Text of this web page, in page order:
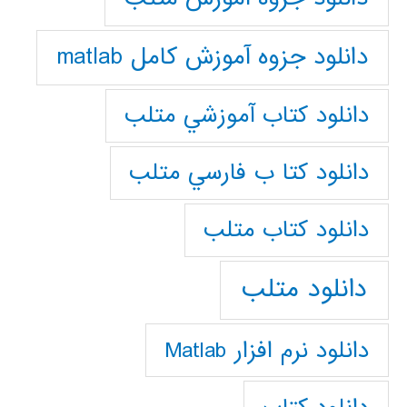
دانلود جزوه آموزش کامل matlab
دانلود كتاب آموزشي متلب
دانلود كتا ب فارسي متلب
دانلود كتاب متلب
دانلود متلب
دانلود نرم افزار Matlab